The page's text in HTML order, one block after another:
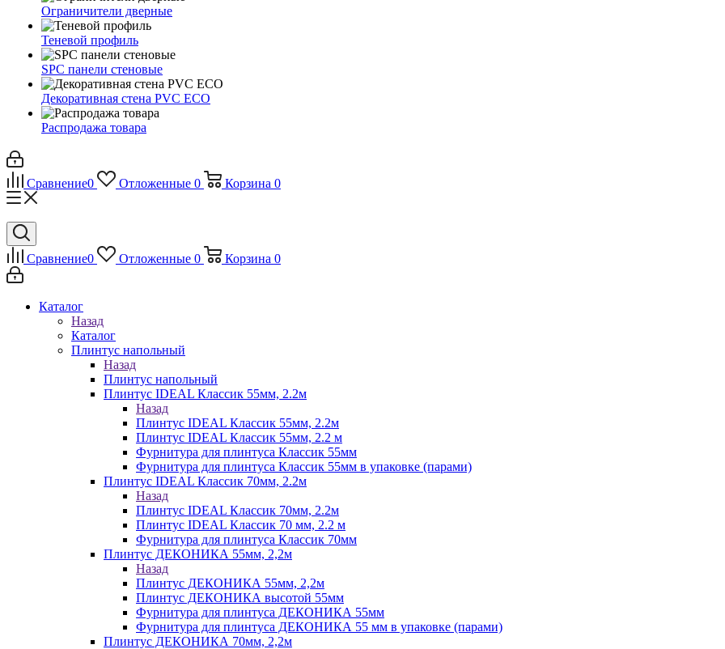
Ограничители дверные
Теневой профиль
SPC панели стеновые
Декоративная стена PVC ECO
Распродажа товара
Сравнение0 Отложенные 0 Корзина 0
Сравнение0 Отложенные 0 Корзина 0
Каталог
Назад
Каталог
Плинтус напольный
Назад
Плинтус напольный
Плинтус IDEAL Классик 55мм, 2.2м
Назад
Плинтус IDEAL Классик 55мм, 2.2м
Плинтус IDEAL Классик 55мм, 2.2 м
Фурнитура для плинтуса Классик 55мм
Фурнитура для плинтуса Классик 55мм в упаковке (парами)
Плинтус IDEAL Классик 70мм, 2.2м
Назад
Плинтус IDEAL Классик 70мм, 2.2м
Плинтус IDEAL Классик 70 мм, 2.2 м
Фурнитура для плинтуса Классик 70мм
Плинтус ДЕКОНИКА 55мм, 2,2м
Назад
Плинтус ДЕКОНИКА 55мм, 2,2м
Плинтус ДЕКОНИКА высотой 55мм
Фурнитура для плинтуса ДЕКОНИКА 55мм
Фурнитура для плинтуса ДЕКОНИКА 55 мм в упаковке (парами)
Плинтус ДЕКОНИКА 70мм, 2,2м